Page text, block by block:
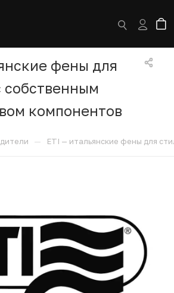
фены для
собственным
компонентов
— ETI — итальянские фены для